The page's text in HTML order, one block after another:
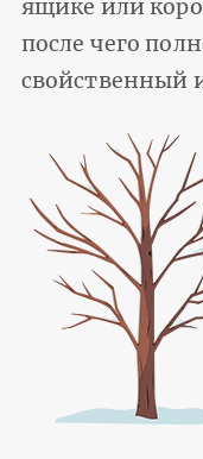
ящике или
после чего
свойственный